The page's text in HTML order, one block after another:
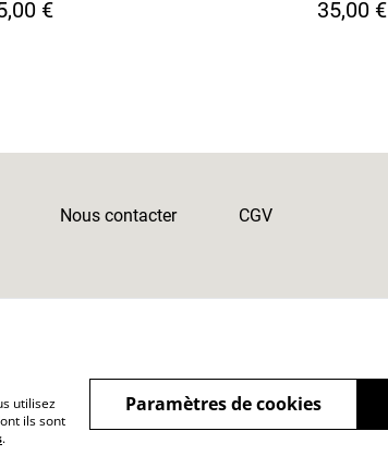
€ 35,00 €
Nous contacter CGV
utilisez
ils sont
.
Paramètres de cookies